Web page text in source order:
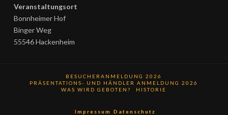
Veranstaltungsort
Bonnheimer Hof
Binger Weg
55546 Hackenheim
BESUCHERANMELDUNG 2026
PRÄSENTATIONS- UND HÄNDLER ANMELDUNG 2026
WAS WIRD GEBOTEN?
HISTORIE
Impressum Datenschutz